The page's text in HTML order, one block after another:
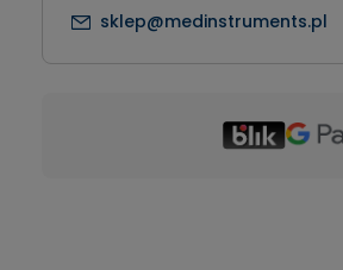
sklep@medinstruments.pl